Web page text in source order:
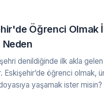
Öğrenci Olmak
Neden
denildiğinde ilk akla
Eskişehir’de öğrenci olmak,
doyasıya yaşamak ister misin?